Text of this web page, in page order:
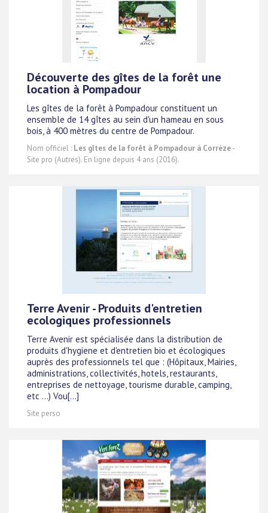
Découverte des gîtes de la forêt une
location à Pompadour
Les gîtes de la forêt à Pompadour constituent un
ensemble de 14 gîtes au sein d'un hameau en sous
bois, à 400 mètres du centre de Pompadour.
Nom officiel : Les gîtes de la forêt à Pompadour à Corrèze-
Site pro (Autres). En ligne depuis 4 ans (2016).
Terre Avenir - Produits d'entretien
ecologiques professionnels
Terre Avenir est spécialisée dans la distribution de
produits d'hygiene et d'entretien bio et écologiques
auprès des professionnels tel que : (Hôpitaux, Mairies,
administrations, collectivités, hotels, restaurants,
entreprises de nettoyage, tourisme durable, camping,
etc ...) Vou[...]
Site perso